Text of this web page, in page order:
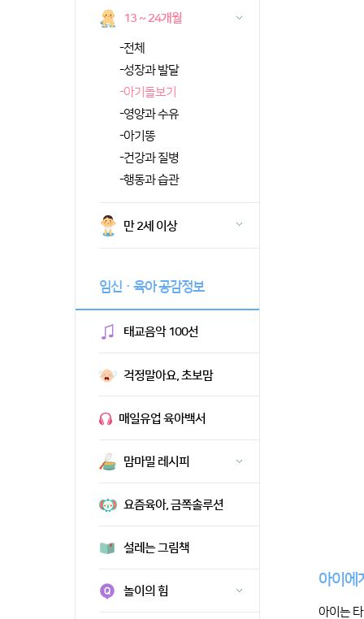
13 ~ 24개월
-전체
-성장과 발달
-아기돌보기
-영양과 수유
-아기똥
-건강과 질병
-행동과 습관
만 2세 이상
임신ㆍ육아 공감정보
태교음악 100선
걱정말아요, 초보맘
매일유업 육아백서
맘마밀 레시피
요즘육아, 금쪽솔루션
설레는 그림책
놀이의 힘
아이에
아이는